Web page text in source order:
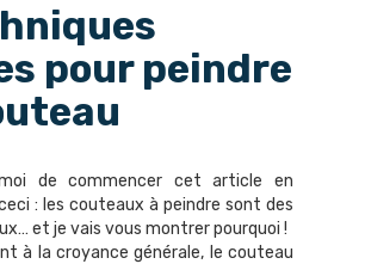
pour peindre
de commencer cet article en
: les couteaux à peindre sont des
et je vais vous montrer pourquoi !
à la croyance générale, le couteau